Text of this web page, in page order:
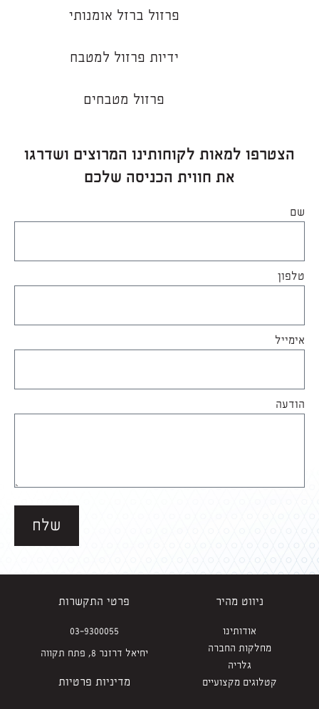
פרזול ברזל אומנותי
ידיות פרזול למטבח
פרזול מטבחים
הצטרפו למאות לקוחותינו המרוצים ושדרגו
את חווית הכניסה שלכם
שם
טלפון
אימייל
הודעה
שלח
ניווט מהיר
אודותינו
מחלקות החברה
גלריה
קטלוגים מקצועיים
פרטי התקשרות
03-9300055
יחיאל דרזנר 8, פתח תקווה
מדיניות פרטיות